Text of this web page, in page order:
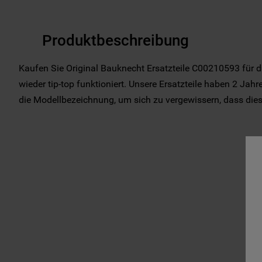
Produktbeschreibung
Kaufen Sie Original Bauknecht Ersatzteile C00210593 für
wieder tip-top funktioniert. Unsere Ersatzteile haben 2
die Modellbezeichnung, um sich zu vergewissern, dass